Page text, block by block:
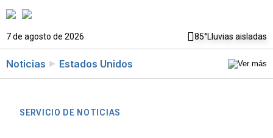
7 de agosto de 2026 85°Lluvias aisladas
Noticias Estados Unidos
SERVICIO DE NOTICIAS